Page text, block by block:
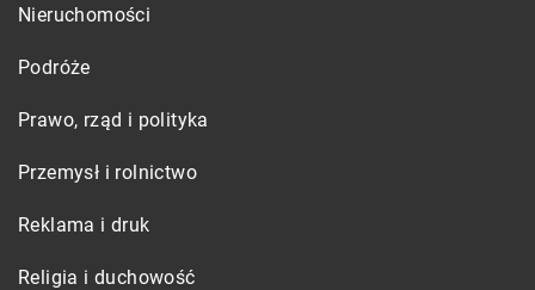
Nieruchomości
Podróże
Prawo, rząd i polityka
Przemysł i rolnictwo
Reklama i druk
Religia i duchowość